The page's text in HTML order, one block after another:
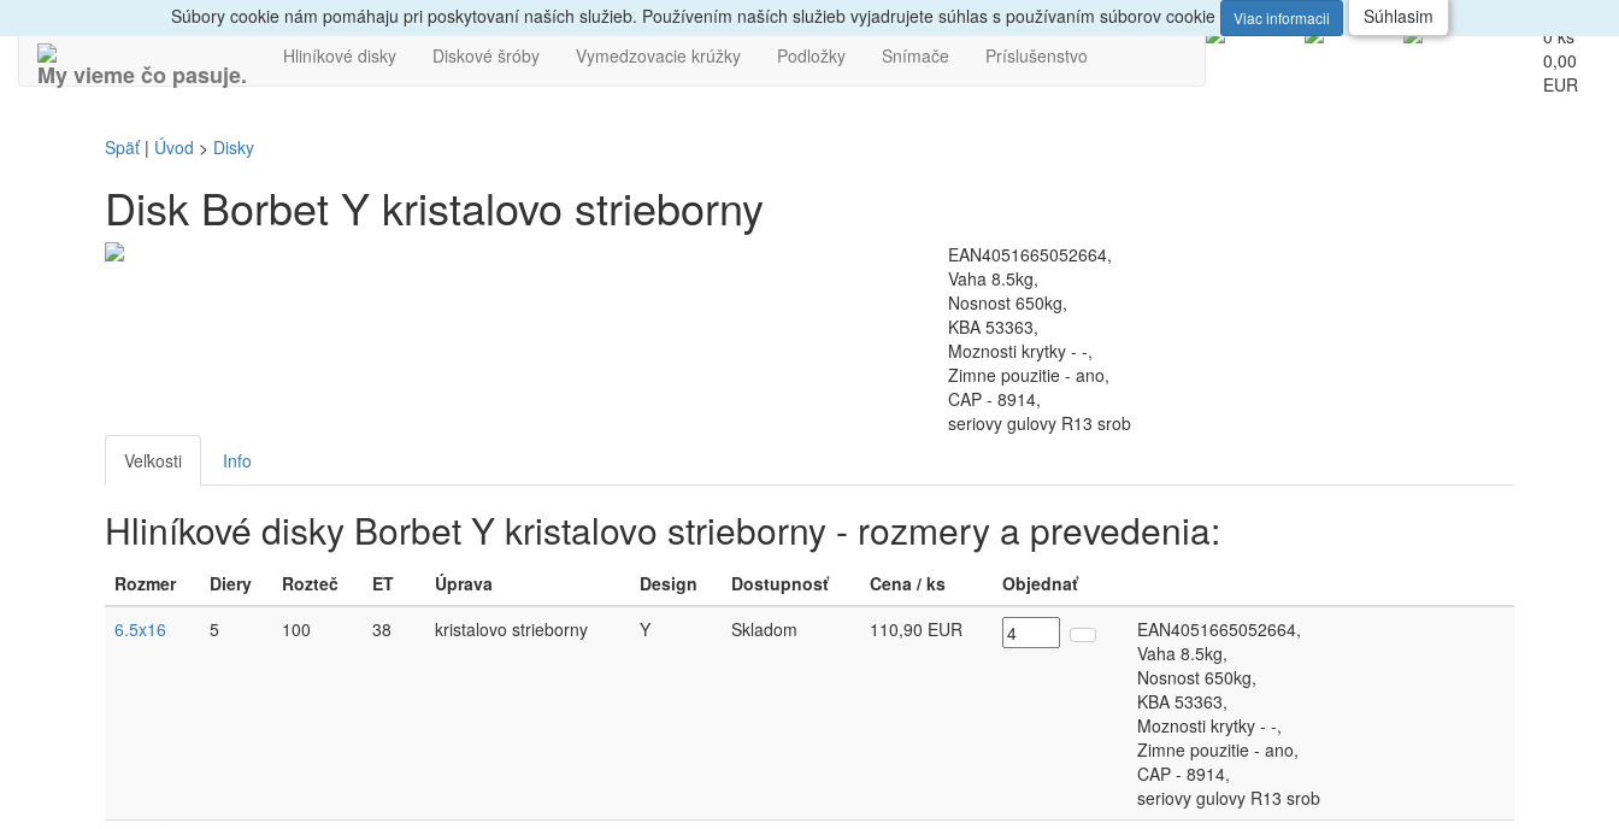
Dovoz do 24h Radivámporadíme, zavolajtenám 047/4397722 Bezpečný nákup
My vieme čo pasuje.
Hliníkové disky Diskové šróby Vymedzovacie krúžky Podložky Snímače Príslušenstvo
0 ks
0,00
EUR
Späť| Úvod > Disky
Disk Borbet Y kristalovo strieborny
EAN4051665052664,
Vaha 8.5kg,
Nosnost 650kg,
KBA 53363,
Moznosti krytky - -,
Zimne pouzitie - ano,
CAP - 8914,
seriovy gulovy R13 srob
Veľkosti
Info
Hliníkové disky Borbet Y kristalovo strieborny - rozmery a prevedenia:
Rozmer Diery Rozteč ET Úprava Design Dostupnosť Cena / ks
Objednať
6.5x16
5 100 38 kristalovo strieborny Y Skladom 110,90 EUR
EAN4051665052664,
Vaha 8.5kg,
Nosnost 650kg,
KBA 53363,
Moznosti krytky - -,
Zimne pouzitie - ano,
CAP - 8914,
seriovy gulovy R13 srob
Súbory cookie nám pomáhaju pri poskytovaní naších služieb. Používením naších služieb vyjadrujete súhlas s používaním súborov cookie Viac informacii Súhlasim